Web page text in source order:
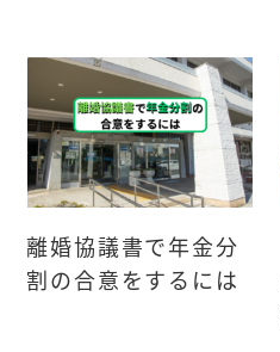
離婚協議書で年金分
割の合意をするには